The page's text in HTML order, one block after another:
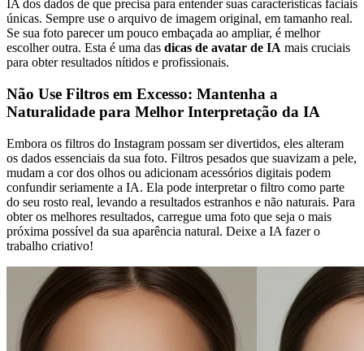
IA dos dados de que precisa para entender suas características faciais
únicas. Sempre use o arquivo de imagem original, em tamanho real.
Se sua foto parecer um pouco embaçada ao ampliar, é melhor
escolher outra. Esta é uma das dicas de avatar de IA mais cruciais
para obter resultados nítidos e profissionais.
Não Use Filtros em Excesso: Mantenha a
Naturalidade para Melhor Interpretação da IA
Embora os filtros do Instagram possam ser divertidos, eles alteram
os dados essenciais da sua foto. Filtros pesados que suavizam a pele,
mudam a cor dos olhos ou adicionam acessórios digitais podem
confundir seriamente a IA. Ela pode interpretar o filtro como parte
do seu rosto real, levando a resultados estranhos e não naturais. Para
obter os melhores resultados, carregue uma foto que seja o mais
próxima possível da sua aparência natural. Deixe a IA fazer o
trabalho criativo!